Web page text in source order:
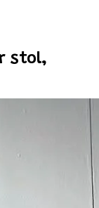
stol,